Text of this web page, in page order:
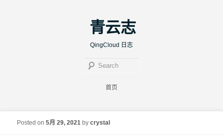
青云志
QingCloud 日志
Skip to primary content
Skip to secondary content
首页
Posted on5月 29, 2021 bycrystal